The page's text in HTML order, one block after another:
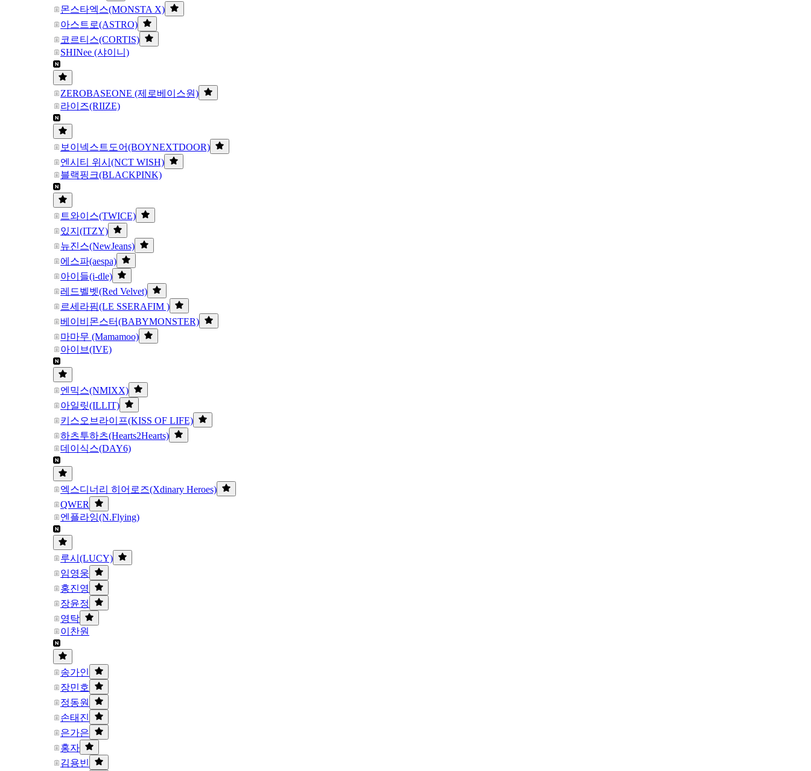
몬스타엑스(MONSTA X)
아스트로(ASTRO)
코르티스(CORTIS)
SHINee (샤이니)
ZEROBASEONE (제로베이스원)
라이즈(RIIZE)
보이넥스트도어(BOYNEXTDOOR)
엔시티 위시(NCT WISH)
블랙핑크(BLACKPINK)
트와이스(TWICE)
있지(ITZY)
뉴진스(NewJeans)
에스파(aespa)
아이들(i-dle)
레드벨벳(Red Velvet)
르세라핌(LE SSERAFIM )
베이비몬스터(BABYMONSTER)
마마무 (Mamamoo)
아이브(IVE)
엔믹스(NMIXX)
아일릿(ILLIT)
키스오브라이프(KISS OF LIFE)
하츠투하츠(Hearts2Hearts)
데이식스(DAY6)
엑스디너리 히어로즈(Xdinary Heroes)
QWER
엔플라잉(N.Flying)
루시(LUCY)
임영웅
홍진영
장윤정
영탁
이찬원
송가인
장민호
정동원
손태진
은가은
홍자
김용빈